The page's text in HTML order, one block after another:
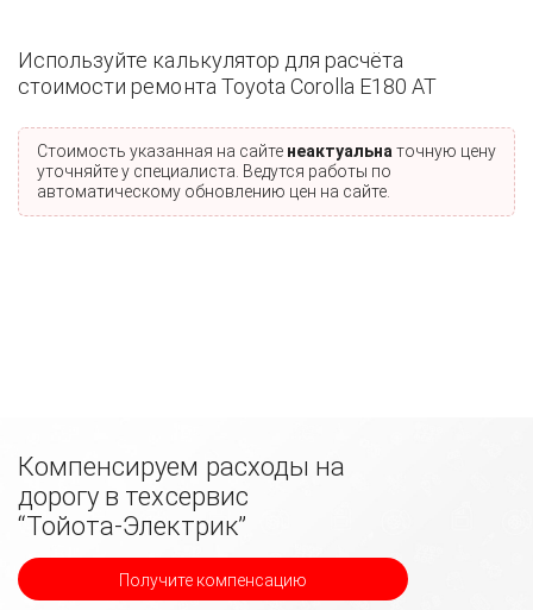
Используйте калькулятор для расчёта
стоимости ремонта Toyota Corolla E180 AT
Стоимость указанная на сайте неактуальна точную цену
уточняйте у специалиста. Ведутся работы по
автоматическому обновлению цен на сайте.
Компенсируем расходы на
дорогу в техсервис
“Тойота-Электрик”
Получите компенсацию